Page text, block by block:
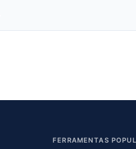
FERRAMENTAS